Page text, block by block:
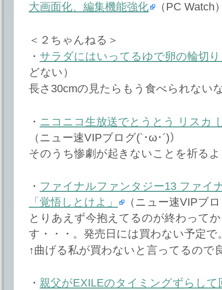
大画面化、編集機能強化
（PC Watch
＜２ちゃんねる＞
・ サラダにはいってるゆで卵の輪切
どない）
長さ30cmの見たらもう食べられない
・ ニコニコ生放送でとうとう リスカ
（ニュー速VIPブログ(`･ω･´)）
そのうち惨劇が起きないことを祈る
・ ファイナルファンタジー13 ファイ
「覚悟しとけよ」
（ニュー速VIPブ
とりあえず今抱えてるのが終わって
す・・・。発売日には買わない予定で
↑曲げる私が買わないと言ってるので
・ 親父がEXILEのタイミングずらし